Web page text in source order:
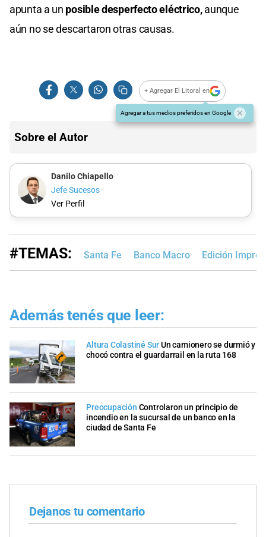
apunta a un posible desperfecto eléctrico,aunque
aún no se descartaron otras causas.
+ Agregar El Litoral en
Agregar a tus medios preferidos en Google
Sobre el Autor
Danilo Chiapello
Jefe Sucesos
Ver Perfil
#TEMAS: Santa Fe Banco Macro Edición
Además tenés que leer:
Altura Colastiné SurUn camionero se durmió y
chocó contra el guardarrail en la ruta 168
Preocupación Controlaron un principio de
incendio en la sucursal de un banco en la
ciudad de Santa Fe
Dejanos tu comentario